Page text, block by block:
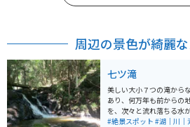
周辺の景色が綺麗
七ツ滝
美しい大小７つの滝から
あり、何万年も前からの
を、次々と流れ落ちる水
緑や紅葉など訪れるごと
#絶景スポット #湖｜川｜